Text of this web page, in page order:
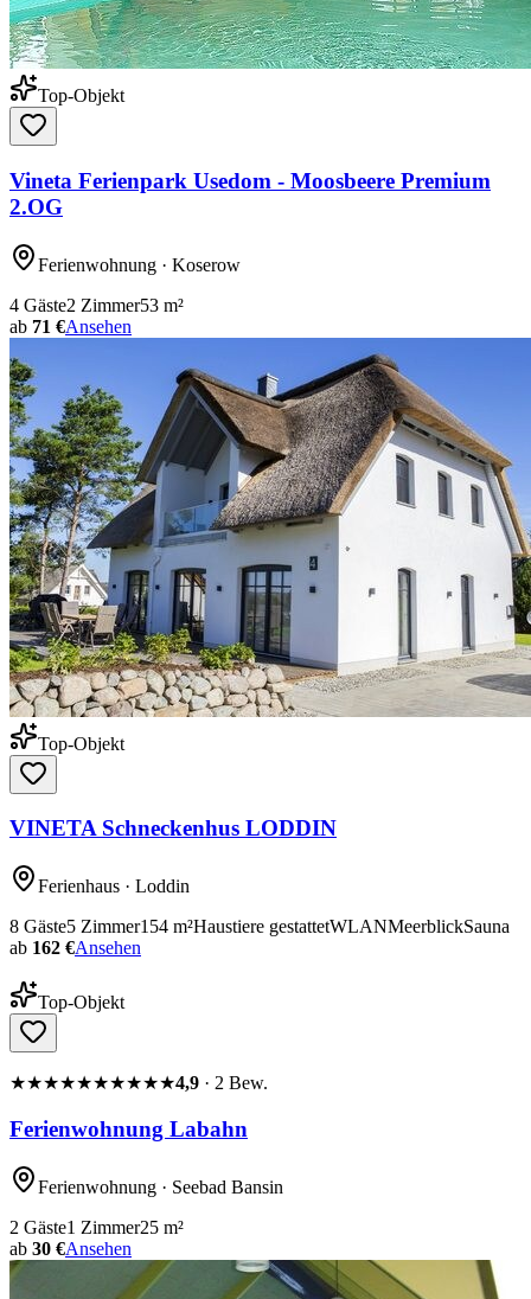
Top-Objekt
Vineta Ferienpark Usedom - Moosbeere Premium
2.OG
Ferienwohnung · Koserow
4 Gäste2 Zimmer53 m²
ab 71 €Ansehen
Top-Objekt
VINETA Schneckenhus LODDIN
Ferienhaus · Loddin
8 Gäste5 Zimmer154 m²Haustiere gestattetWLANMeerblickSauna
ab 162 €Ansehen
Top-Objekt
★★★★★★★★★★4,9 · 2 Bew.
Ferienwohnung Labahn
Ferienwohnung · Seebad Bansin
2 Gäste1 Zimmer25 m²
ab 30 €Ansehen